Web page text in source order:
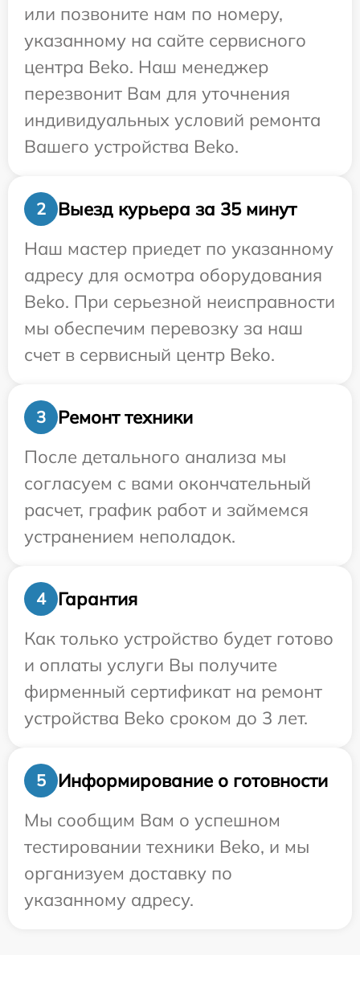
или позвоните нам по номеру,
указанному на сайте сервисного
центра Beko. Наш менеджер
перезвонит Вам для уточнения
индивидуальных условий ремонта
Вашего устройства Beko.
2
Выезд курьера за 35 минут
Наш мастер приедет по указанному
адресу для осмотра оборудования
Beko. При серьезной неисправности
мы обеспечим перевозку за наш
счет в сервисный центр Beko.
3
Ремонт техники
После детального анализа мы
согласуем с вами окончательный
расчет, график работ и займемся
устранением неполадок.
4
Гарантия
Как только устройство будет готово
и оплаты услуги Вы получите
фирменный сертификат на ремонт
устройства Beko сроком до 3 лет.
5
Информирование о готовности
Мы сообщим Вам о успешном
тестировании техники Beko, и мы
организуем доставку по
указанному адресу.